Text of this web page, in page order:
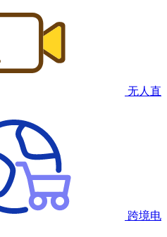
无人直
跨境电